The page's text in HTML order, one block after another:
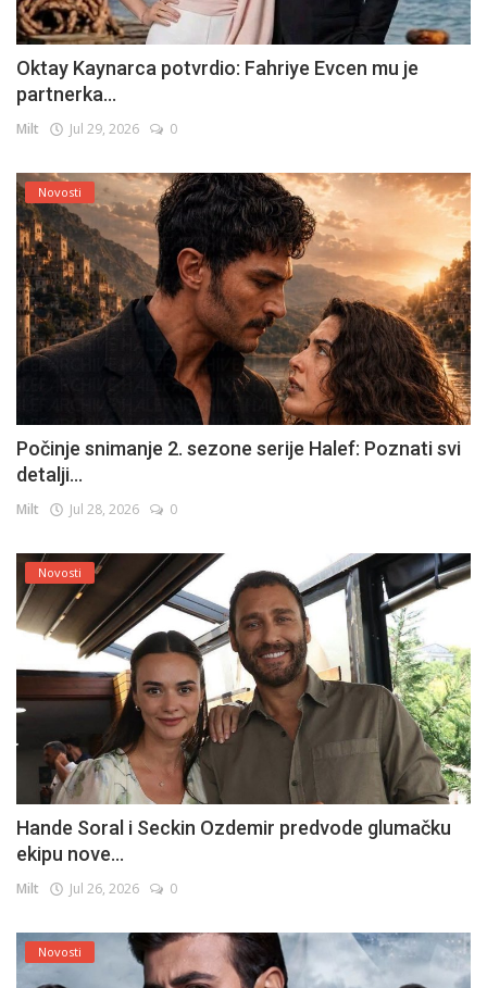
Oktay Kaynarca potvrdio: Fahriye Evcen mu je
partnerka...
Milt Jul 29, 2026 0
Novosti
Počinje snimanje 2. sezone serije Halef: Poznati svi
detalji...
Milt Jul 28, 2026 0
Novosti
Hande Soral i Seckin Ozdemir predvode glumačku
ekipu nove...
Milt Jul 26, 2026 0
Novosti